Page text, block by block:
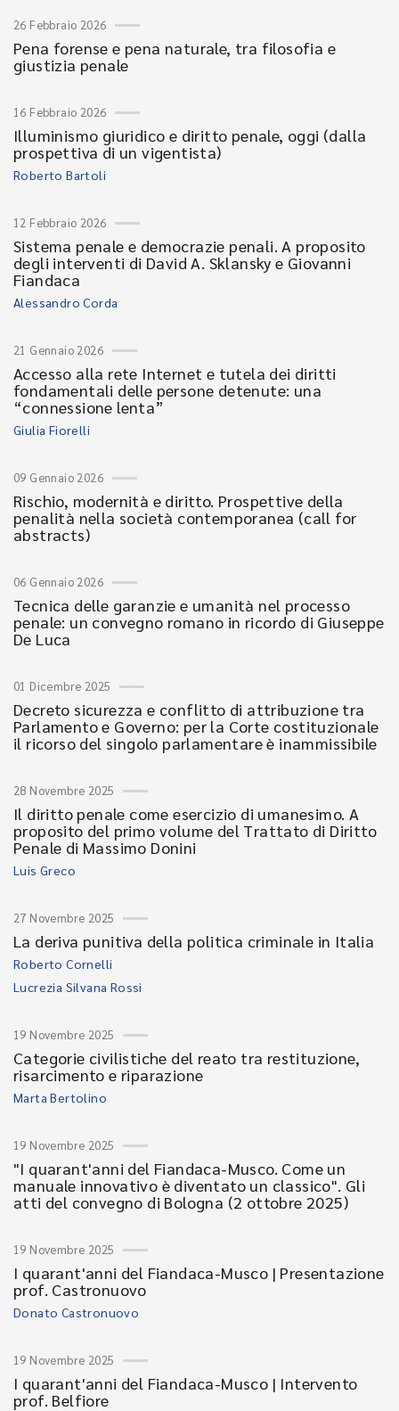
26 Febbraio 2026
Pena forense e pena naturale, tra filosofia e
giustizia penale
16 Febbraio 2026
Illuminismo giuridico e diritto penale, oggi (dalla
prospettiva di un vigentista)
Roberto Bartoli
12 Febbraio 2026
Sistema penale e democrazie penali. A proposito
degli interventi di David A. Sklansky e Giovanni
Fiandaca
Alessandro Corda
21 Gennaio 2026
Accesso alla rete Internet e tutela dei diritti
fondamentali delle persone detenute: una
“connessione lenta”
Giulia Fiorelli
09 Gennaio 2026
Rischio, modernità e diritto. Prospettive della
penalità nella società contemporanea (call for
abstracts)
06 Gennaio 2026
Tecnica delle garanzie e umanità nel processo
penale: un convegno romano in ricordo di Giuseppe
De Luca
01 Dicembre 2025
Decreto sicurezza e conflitto di attribuzione tra
Parlamento e Governo: per la Corte costituzionale
il ricorso del singolo parlamentare è inammissibile
28 Novembre 2025
Il diritto penale come esercizio di umanesimo. A
proposito del primo volume del Trattato di Diritto
Penale di Massimo Donini
Luis Greco
27 Novembre 2025
La deriva punitiva della politica criminale in Italia
Roberto Cornelli
Lucrezia Silvana Rossi
19 Novembre 2025
Categorie civilistiche del reato tra restituzione,
risarcimento e riparazione
Marta Bertolino
19 Novembre 2025
"I quarant'anni del Fiandaca-Musco. Come un
manuale innovativo è diventato un classico". Gli
atti del convegno di Bologna (2 ottobre 2025)
19 Novembre 2025
I quarant'anni del Fiandaca-Musco | Presentazione
prof. Castronuovo
Donato Castronuovo
19 Novembre 2025
I quarant'anni del Fiandaca-Musco | Intervento
prof. Belfiore